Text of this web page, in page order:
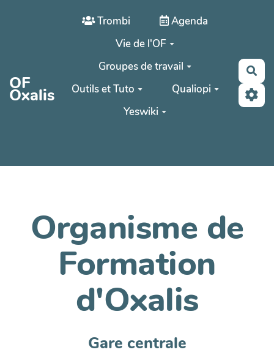
Aller au contenu principal
OF
Oxalis
Trombi
Agenda
Vie de l'OF
Groupes de travail
Outils et Tuto
Qualiopi
Yeswiki
Organisme de
Formation
d'Oxalis
Gare centrale